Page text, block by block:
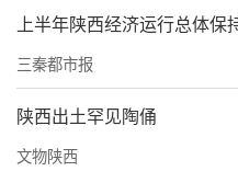
阶层人士的思想政治
强同心奋斗的思想自觉
以制度为基，优工作
完善新的社会阶层人
系，结合镇坪新的社
上半年陕西经济运行总体保
三秦都市报
陕西出土罕见陶俑
文物陕西